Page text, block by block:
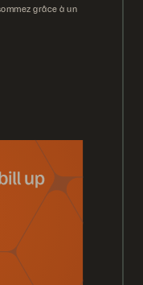
grâce à un